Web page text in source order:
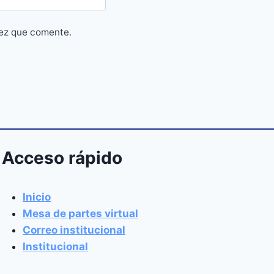
que comente.
Acceso rápido
Inicio
Mesa de partes virtual
Correo institucional
Institucional